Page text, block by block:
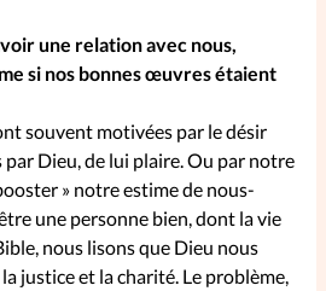
une relation avec nous,
si nos bonnes œuvres étaient
souvent motivées par le désir
par Dieu, de lui plaire. Ou par notre
» notre estime de nous-
une personne bien, dont la vie
nous lisons que Dieu nous
justice et la charité. Le problème,